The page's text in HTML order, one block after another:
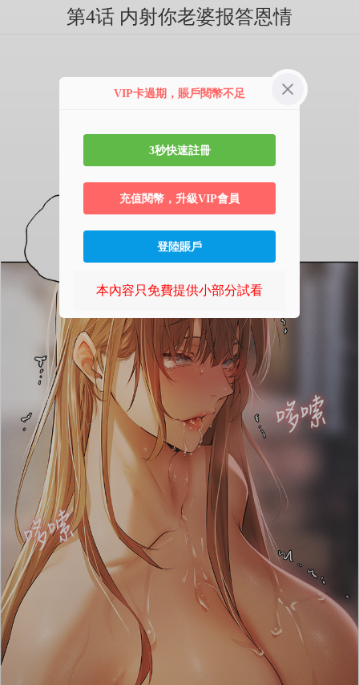
第4话 内射你老婆报答恩情
VIP卡過期，賬戶閱幣不足
3秒快速註冊
充值閱幣，升級VIP會員
登陸賬戶
本內容只免費提供小部分試看